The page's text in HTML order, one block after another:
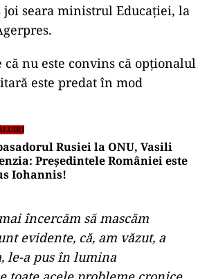
joi seara ministrul Educaţiei, la
ad
nu este convins că opţionalul